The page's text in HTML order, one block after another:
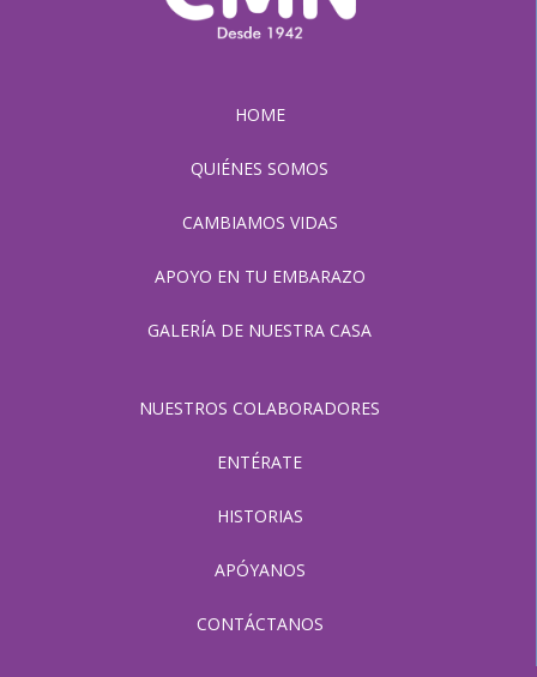
HOME
QUIÉNES SOMOS
CAMBIAMOS VIDAS
APOYO EN TU EMBARAZO
GALERÍA DE NUESTRA CASA
NUESTROS COLABORADORES
ENTÉRATE
HISTORIAS
APÓYANOS
CONTÁCTANOS